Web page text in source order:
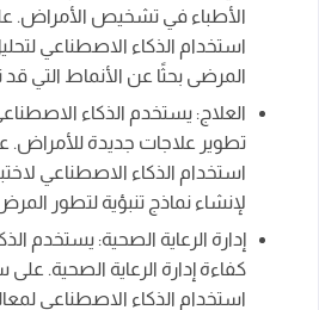
الأطباء في تشخيص الأمراض.
استخدام الذكاء الاصطناعي
المرضى بحثًا عن الأنماط التي
العلاج: يستخدم الذكاء
تطوير علاجات جديدة للأمراض.
استخدام الذكاء الاصطناعي
لإنشاء نماذج تنبؤية لتطور
إدارة الرعاية الصحية: يستخدم
كفاءة إدارة الرعاية الصحية.
استخدام الذكاء الاصطناعي